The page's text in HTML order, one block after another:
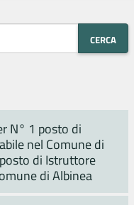
N° 1 posto di
nel Comune di
di Istruttore
di Albinea